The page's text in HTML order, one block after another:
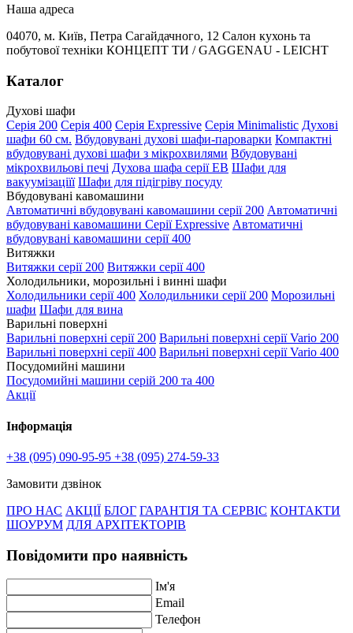
Наша адреса
04070, м. Київ, Петра Сагайдачного, 12 Салон кухонь та
побутової техніки КОНЦЕПТ ТИ / GAGGENAU - LEICHT
Каталог
Духові шафи
Серія 200 Серія 400 Серія Expressive Серія Minimalistic Духові
шафи 60 см. Вбудовувані духові шафи-пароварки Компактні
вбудовувані духові шафи з мікрохвилями Вбудовувані
мікрохвильові печі Духова шафа серії EB Шафи для
вакуумізаціїї Шафи для підігріву посуду
Вбудовувані кавомашини
Автоматичні вбудовувані кавомашини серії 200 Автоматичні
вбудовувані кавомашини Серії Expressive Автоматичні
вбудовувані кавомашини серії 400
Витяжки
Витяжки серії 200 Витяжки серії 400
Холодильники, морозильні і винні шафи
Холодильники серії 400 Холодильники серії 200 Морозильні
шафи Шафи для вина
Варильні поверхні
Варильні поверхні серії 200 Варильні поверхні серії Vario 200
Варильні поверхні серії 400 Варильні поверхні серії Vario 400
Посудомийні машини
Посудомийні машини серій 200 та 400
Акції
Інформація
+38 (095) 090-95-95 +38 (095) 274-59-33
Замовити дзвінок
ПРО НАС АКЦІЇ БЛОГ ГАРАНТІЯ ТА СЕРВІС КОНТАКТИ
ШОУРУМ ДЛЯ АРХІТЕКТОРІВ
Повідомити про наявність
Ім'я
Email
Телефон